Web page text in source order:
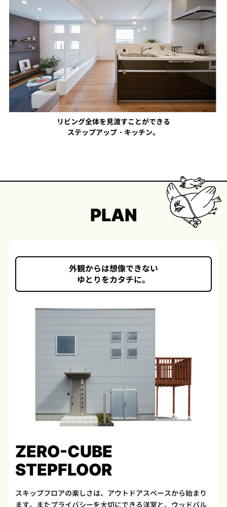
リビング全体を見渡すことができる
ステップアップ・キッチン。
PLAN
外観からは想像できない
ゆとりをカタチに。
ZERO-CUBE
STEPFLOOR
スキップフロアの楽しさは、アウトドアスペースから始まり
ます。またプライバシーを大切にできる洋室と、ウッドバル